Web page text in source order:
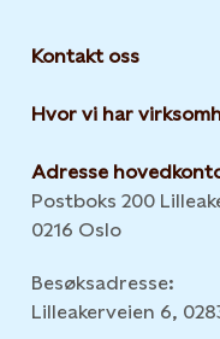
Kontakt oss
Hvor vi har
Adresse
Postboks 200
0216 Oslo
Besøksadresse:
Lilleakerveien 6,